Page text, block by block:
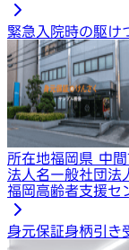
緊急入院時の駆け
所在地福岡県 中
法人名一般社団法
福岡高齢者支援セ
身元保証身柄引き